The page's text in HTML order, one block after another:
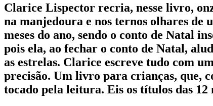
Clarice Lispector recria, nesse livro,
na manjedoura e nos ternos olhares de
meses do ano, sendo o conto de Natal
pois ela, ao fechar o conto de Natal,
as estrelas. Clarice escreve tudo com
precisão. Um livro para crianças, que,
tocado pela leitura. Eis os títulos das